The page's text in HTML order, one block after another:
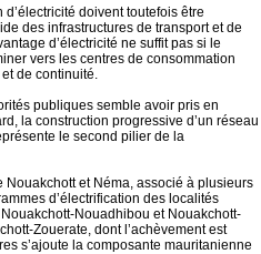
doivent toutefois être
des infrastructures de transport et de
d’électricité ne suffit pas si le
vers les centres de consommation
de continuité.
publiques semble avoir pris en
la construction progressive d’un réseau
le second pilier de la
et Néma, associé à plusieurs
d’électrification des localités
Nouadhibou et Nouakchott-
Zouerate, dont l’achèvement est
s’ajoute la composante mauritanienne